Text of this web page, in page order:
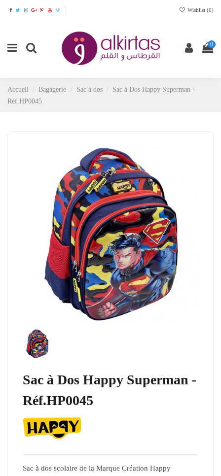
Wishlist (0)
0
Accueil Bagagerie Sac à dos
Sac à Dos Happy Superman -
Réf.HP0045
Sac à Dos Happy Superman -
Réf.HP0045
Sac à dos scolaire de la Marque Création Happy